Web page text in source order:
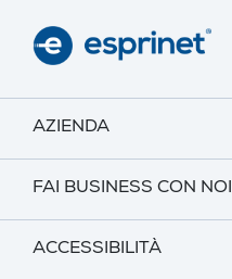
AZIENDA
FAI BUSINESS CON NOI
ACCESSIBILITÀ